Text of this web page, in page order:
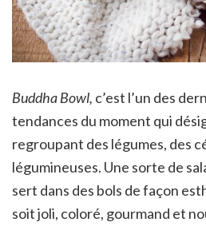
Buddha Bowl, c’est l’un des
tendances du moment qui
regroupant des légumes, des
légumineuses. Une sorte de
sert dans des bols de façon
soit joli, coloré, gourmand et